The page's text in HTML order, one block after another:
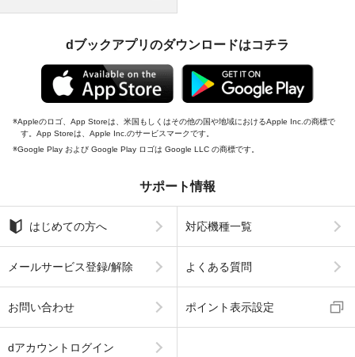
dブックアプリのダウンロードはコチラ
Appleのロゴ、App Storeは、米国もしくはその他の国や地域におけるApple Inc.の商標で
す。App Storeは、Apple Inc.のサービスマークです。
Google Play および Google Play ロゴは Google LLC の商標です。
サポート情報
はじめての方へ 対応機種一覧
メールサービス登録/解除 よくある質問
お問い合わせ ポイント表示設定
dアカウントログイン